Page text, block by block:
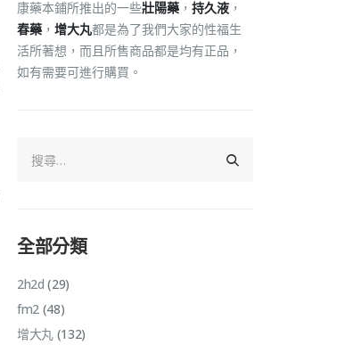
康藥本鋪所推出的一些壯陽藥 ， 持久液 ，
春藥 ， 增大丸都是為了我們大家的性福生
活所著想，而且所售商品都是均有正品，
如有需要可進行購買。
全部分類
2h2d (29)
fm2(48)
增大丸(132)